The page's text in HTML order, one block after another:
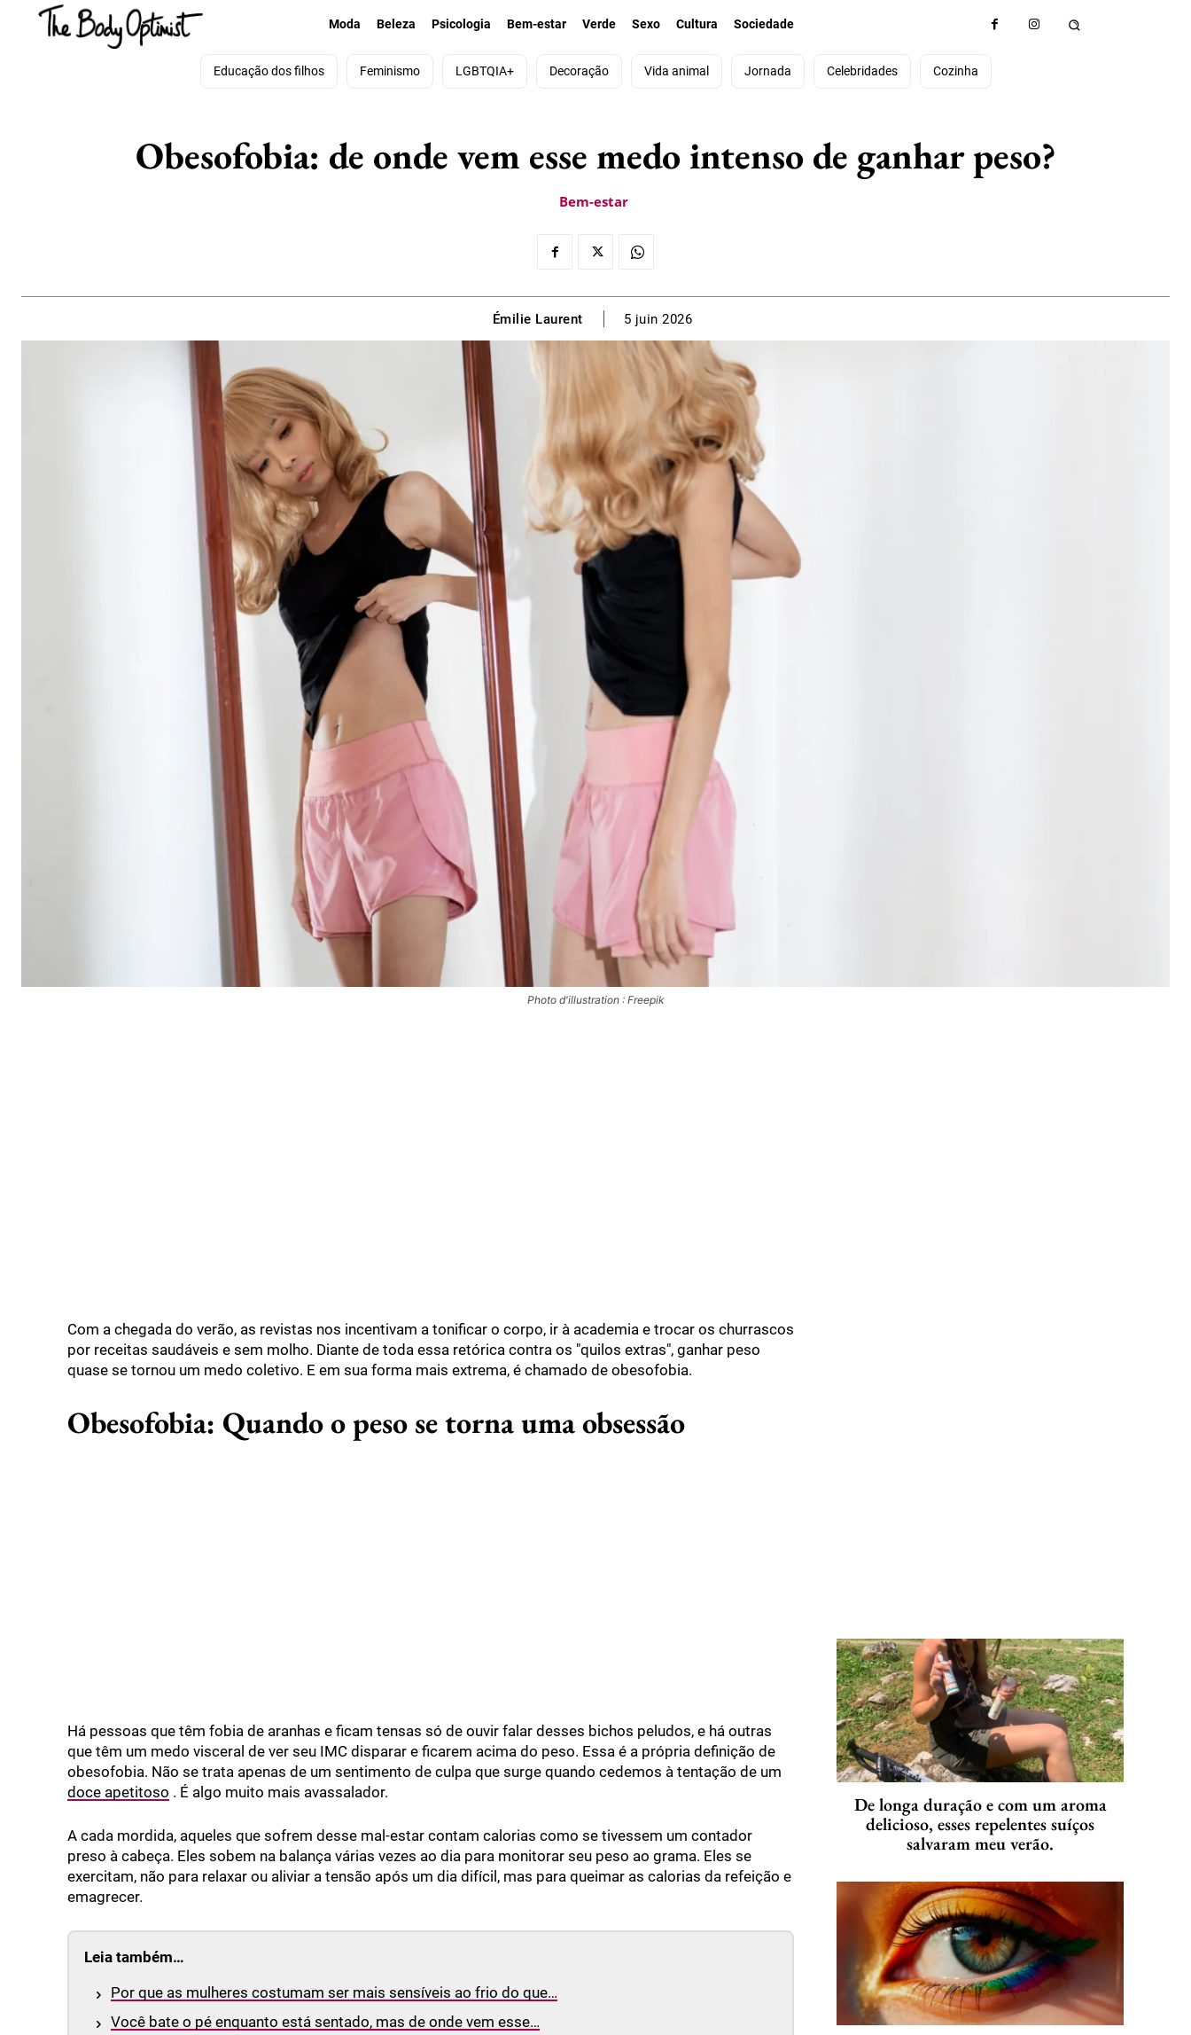
Moda Beleza Psicologia Bem-estar Verde Sexo Cultura Sociedade
Educação dos filhos Feminismo LGBTQIA+ Decoração Vida animal Jornada Celebridades Cozinha
Obesofobia: de onde vem esse medo intenso de ganhar peso?
Bem-estar
Émilie Laurent 5 juin 2026
Photo d'illustration : Freepik
Com a chegada do verão, as revistas nos incentivam a tonificar o corpo, ir à academia e trocar os churrascos
por receitas saudáveis e sem molho. Diante de toda essa retórica contra os "quilos extras", ganhar peso
quase se tornou um medo coletivo. E em sua forma mais extrema, é chamado de obesofobia.
Obesofobia: Quando o peso se torna uma obsessão
Há pessoas que têm fobia de aranhas e ficam tensas só de ouvir falar desses bichos peludos, e há outras
que têm um medo visceral de ver seu IMC disparar e ficarem acima do peso. Essa é a própria definição de
obesofobia. Não se trata apenas de um sentimento de culpa que surge quando cedemos à tentação de um
doce apetitoso . É algo muito mais avassalador.
A cada mordida, aqueles que sofrem desse mal-estar contam calorias como se tivessem um contador
preso à cabeça. Eles sobem na balança várias vezes ao dia para monitorar seu peso ao grama. Eles se
exercitam, não para relaxar ou aliviar a tensão após um dia difícil, mas para queimar as calorias da refeição e
emagrecer.
Leia também…
Por que as mulheres costumam ser mais sensíveis ao frio do que…
Você bate o pé enquanto está sentado, mas de onde vem esse…
De longa duração e com um aroma
delicioso, esses repelentes suíços
salvaram meu verão.